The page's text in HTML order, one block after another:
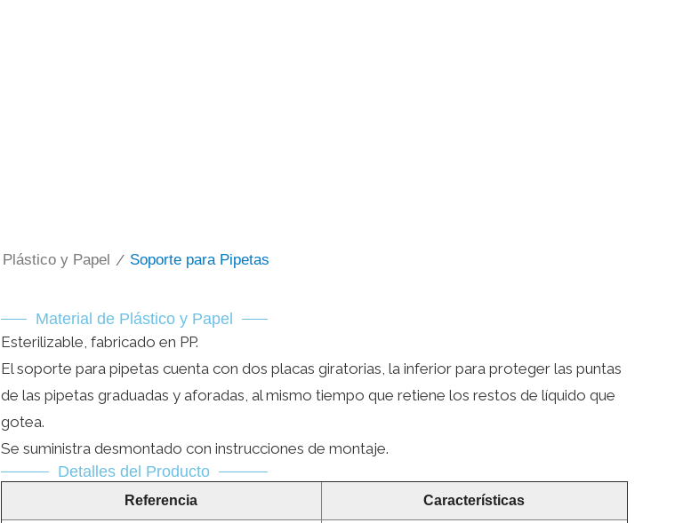
Plástico y Papel / Soporte para Pipetas
Material de Plástico y Papel
Esterilizable, fabricado en PP.
El soporte para pipetas cuenta con dos placas giratorias, la inferior para proteger las puntas
de las pipetas graduadas y aforadas, al mismo tiempo que retiene los restos de líquido que
gotea.
Se suministra desmontado con instrucciones de montaje.
Detalles del Producto
Referencia Características